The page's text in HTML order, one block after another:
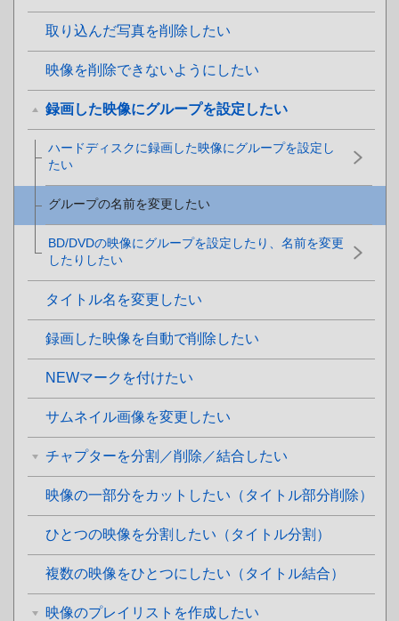
取り込んだ写真を削除したい
映像を削除できないようにしたい
録画した映像にグループを設定したい
ハードディスクに録画した映像にグループを設定し
たい
グループの名前を変更したい
BD/DVDの映像にグループを設定したり、名前を変更
したりしたい
タイトル名を変更したい
録画した映像を自動で削除したい
NEWマークを付けたい
サムネイル画像を変更したい
チャプターを分割／削除／結合したい
映像の一部分をカットしたい（タイトル部分削除）
ひとつの映像を分割したい（タイトル分割）
複数の映像をひとつにしたい（タイトル結合）
映像のプレイリストを作成したい